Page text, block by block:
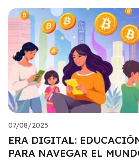
07/08/2025
ERA DIGITAL:
PARA NAVEGAR EL